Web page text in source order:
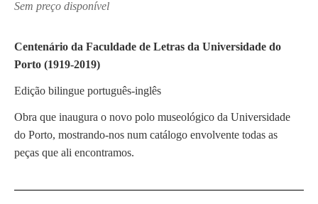
Sem preço disponível
Centenário da Faculdade de Letras da Universidade do
Porto (1919-2019)
Edição bilingue português-inglês
Obra que inaugura o novo polo museológico da Universidade
do Porto, mostrando-nos num catálogo envolvente todas as
peças que ali encontramos.